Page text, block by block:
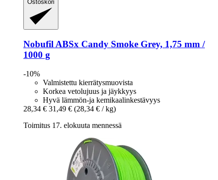
Ostoskori
Nobufil ABSx Candy Smoke Grey, 1,75 mm /
1000 g
-10%
Valmistettu kierrätysmuovista
Korkea vetolujuus ja jäykkyys
Hyvä lämmön-ja kemikaalinkestävyys
28,34 € 31,49 € (28,34 € / kg)
Toimitus 17. elokuuta mennessä